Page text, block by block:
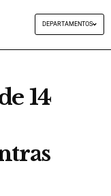
DEPARTAMENTOS
14